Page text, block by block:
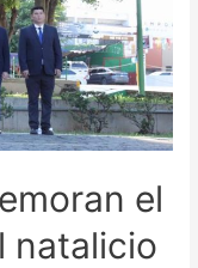
el
natalicio